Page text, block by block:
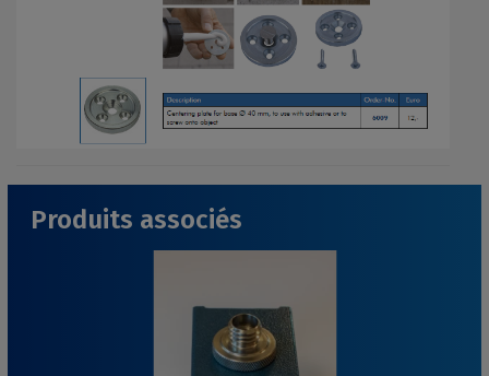
Produits associés